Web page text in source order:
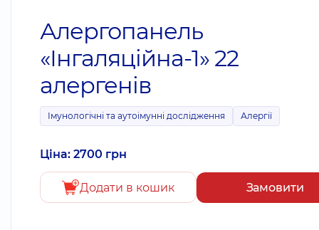
Алергопанель
«Інгаляційна-1» 22
алергенів
Імунологічні та аутоімунні дослідження Алергії
Ціна: 2700 грн
Додати в кошик Замовити